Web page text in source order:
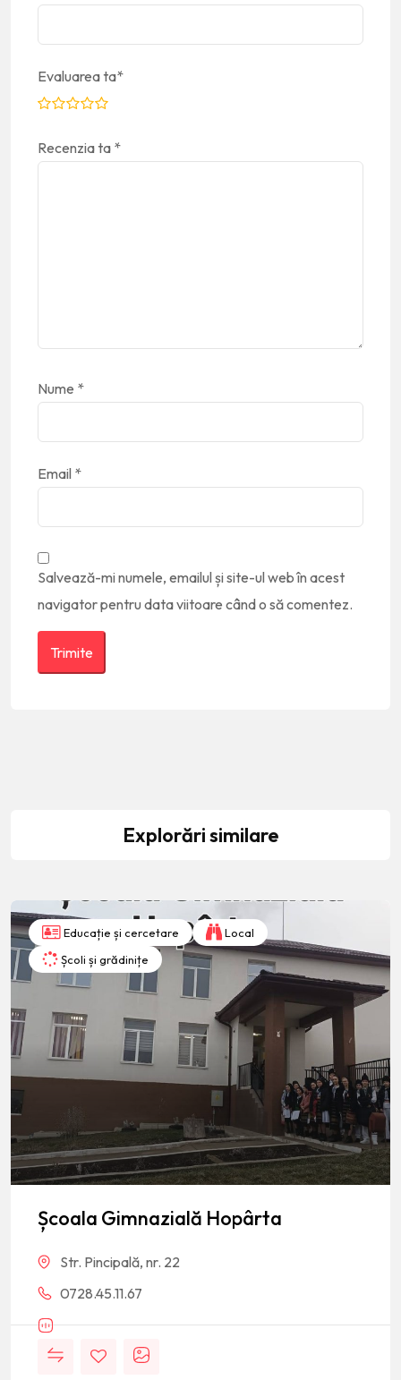
Evaluarea ta*
Recenzia ta *
Nume *
Email *
Salvează-mi numele, emailul și site-ul web în acest
navigator pentru data viitoare când o să comentez.
Explorări similare
Educație și cercetare
Local
Școli și grădinițe
Școala Gimnazială Hopârta
Str. Pincipală, nr. 22
0728.45.11.67